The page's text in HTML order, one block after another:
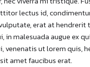
lectus id,
erat at hendrerit
in malesuada augue ex
venenatis ut lorem quis,
amet faucibus erat.